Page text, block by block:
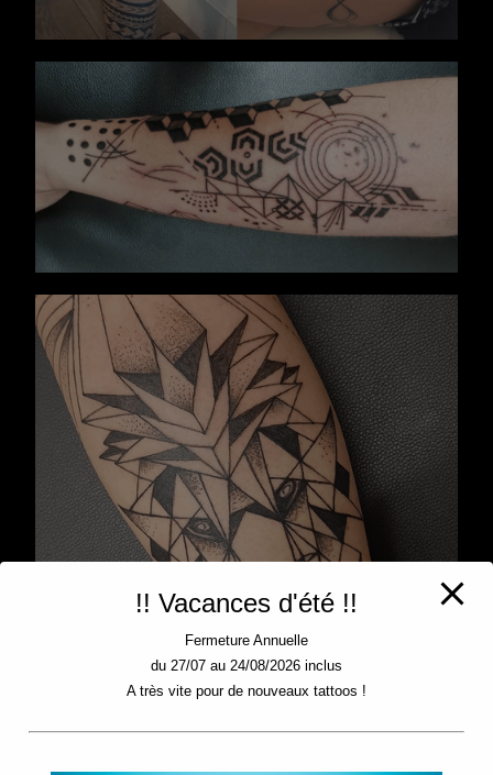
!! Vacances d'été !!
Fermeture Annuelle
du 27/07 au 24/08/2026 inclus
A très vite pour de nouveaux tattoos !